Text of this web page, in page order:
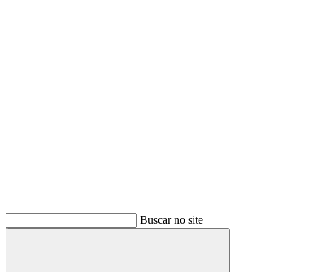
Buscar no site